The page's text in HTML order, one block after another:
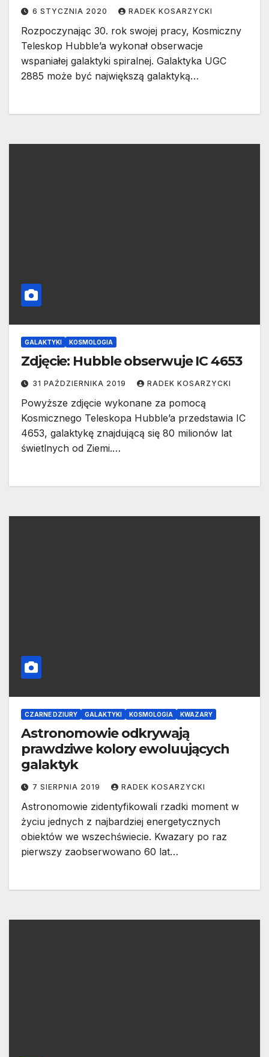
6 STYCZNIA 2020 RADEK KOSARZYCKI
Rozpoczynając 30. rok swojej pracy, Kosmiczny
Teleskop Hubble’a wykonał obserwacje
wspaniałej galaktyki spiralnej. Galaktyka UGC
2885 może być największą galaktyką…
GALAKTYKI KOSMOLOGIA
Zdjęcie: Hubble obserwuje IC 4653
31 PAŹDZIERNIKA 2019 RADEK KOSARZYCKI
Powyższe zdjęcie wykonane za pomocą
Kosmicznego Teleskopa Hubble’a przedstawia IC
4653, galaktykę znajdującą się 80 milionów lat
świetlnych od Ziemi.…
CZARNE DZIURY GALAKTYKI KOSMOLOGIA KWAZARY
Astronomowie odkrywają
prawdziwe kolory ewoluujących
galaktyk
7 SIERPNIA 2019 RADEK KOSARZYCKI
Astronomowie zidentyfikowali rzadki moment w
życiu jednych z najbardziej energetycznych
obiektów we wszechświecie. Kwazary po raz
pierwszy zaobserwowano 60 lat…